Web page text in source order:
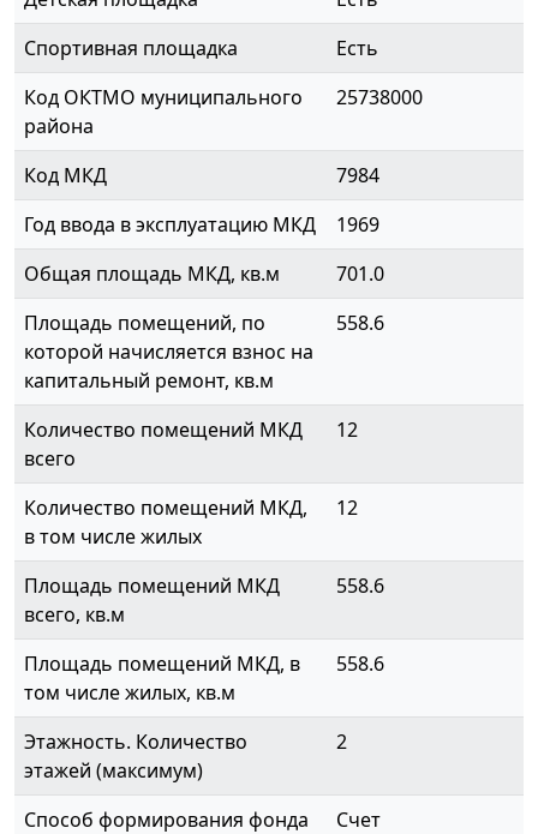
Спортивная площадка
Есть
Код ОКТМО муниципального
района
25738000
Код МКД
7984
Год ввода в эксплуатацию МКД
1969
Общая площадь МКД, кв.м
701.0
Площадь помещений, по
которой начисляется взнос на
капитальный ремонт, кв.м
558.6
Количество помещений МКД
всего
12
Количество помещений МКД,
в том числе жилых
12
Площадь помещений МКД
всего, кв.м
558.6
Площадь помещений МКД, в
том числе жилых, кв.м
558.6
Этажность. Количество
этажей (максимум)
2
Способ формирования фонда
Счет